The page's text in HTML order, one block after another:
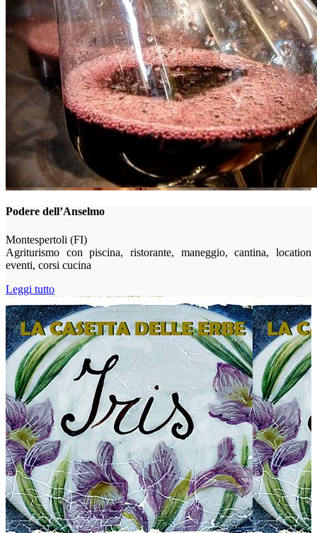
Podere dell’Anselmo
Montespertoli (FI)
Agriturismo con piscina, ristorante, maneggio, cantina, location
eventi, corsi cucina
Leggi tutto